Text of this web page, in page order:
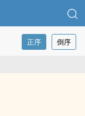
正序 倒序